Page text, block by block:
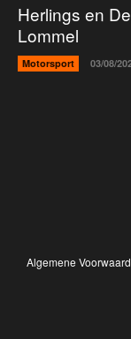
Herlings en
Lommel
Motorsport 03/08/
Algemene